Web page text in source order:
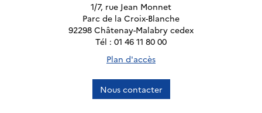
1/7, rue Jean Monnet
Parc de la Croix-Blanche
92298 Châtenay-Malabry cedex
Tél : 01 46 11 80 00
Plan d'accès
Nous contacter